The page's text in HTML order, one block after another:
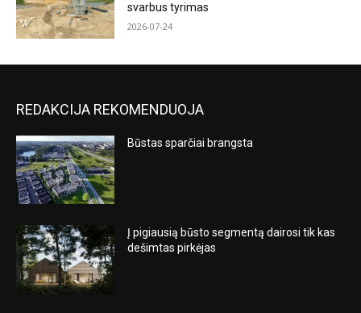
svarbus tyrimas
2026-07-24
REDAKCIJA REKOMENDUOJA
Būstas sparčiai brangsta
Į pigiausią būsto segmentą dairosi tik kas
dešimtas pirkėjas